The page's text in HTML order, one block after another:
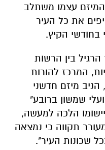
המיזם עצמו משתלב
את כל העיר
בחודשי הקיץ.
בין הרשות
המרכז להורות
מיזם חדשני
שמשון ברובע"
יישומו הלכה למעשה,
תקווה כי נמצאה
שכונות העיר".